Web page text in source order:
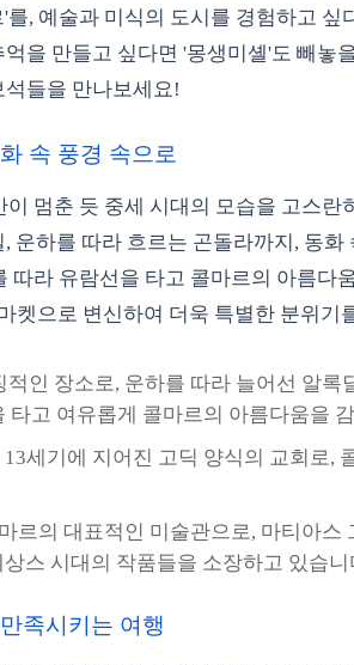
, 예술과 미식의 도시를 경험하고 싶
을 만들고 싶다면 '몽생미셸'도 빼놓
들을 만나보세요!
속 풍경 속으로
멈춘 듯 중세 시대의 모습을 고스란
운하를 따라 흐르는 곤돌라까지, 동화
따라 유람선을 타고 콜마르의 아름다
켓으로 변신하여 더욱 특별한 분위기
적인 장소로, 운하를 따라 늘어선 알록
고 여유롭게 콜마르의 아름다움을
13세기에 지어진 고딕 양식의 교회로,
르의 대표적인 미술관으로, 마티아스
스 시대의 작품들을 소장하고 있습니
족시키는 여행